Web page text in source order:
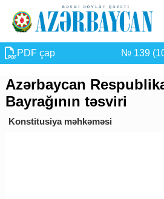
PDF çap № 139
Azərbaycan
Bayrağının təsviri
Konstitusiya məhkəməsi